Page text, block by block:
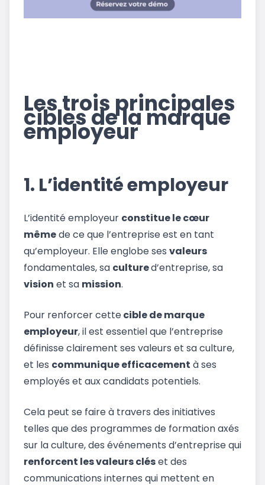
Les trois principales
cibles de la marque
employeur
1. L’identité employeur
L’identité employeur constitue le cœur
mêmede ce que l’entreprise est en tant
qu’employeur. Elle englobe ses valeurs
fondamentales, sa cultured’entreprise, sa
vision et sa mission.
Pour renforcer cettecible de marque
employeur, il est essentiel que l’entreprise
définisse clairement ses valeurs et sa culture,
et les communique efficacement à ses
employés et aux candidats potentiels.
Cela peut se faire à travers des initiatives
telles que des programmes de formation axés
sur la culture, des événements d’entreprise qui
renforcent les valeurs cléset des
communications internes qui mettent en